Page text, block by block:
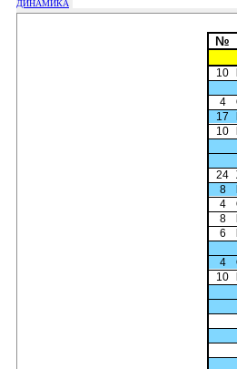
ДИНАМИКА
№
10
4
17
10
24
8
4
8
6
4
10